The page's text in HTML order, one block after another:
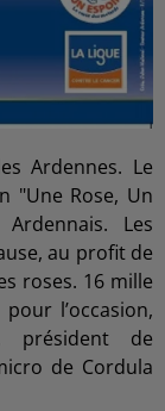
Ardennes. Le
"Une Rose, Un
Les
au profit de
roses. 16 mille
l’occasion,
président de
de Cordula